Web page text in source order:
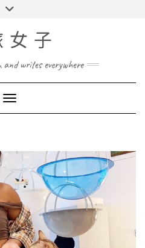
女子
and writes everywhere
Toggle Navigation